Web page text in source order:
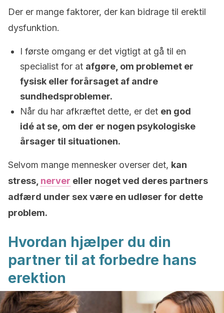
Der er mange faktorer, der kan bidrage til erektil
dysfunktion.
I første omgang er det vigtigt at gå til en
specialist for at afgøre, om problemet er
fysisk eller forårsaget af andre
sundhedsproblemer.
Når du har afkræftet dette, er det en god
idé at se, om der er nogen psykologiske
årsager til situationen.
Selvom mange mennesker overser det, kan
stress, nerver eller noget ved deres partners
adfærd under sex være en udløser for dette
problem.
Hvordan hjælper du din
partner til at forbedre hans
erektion